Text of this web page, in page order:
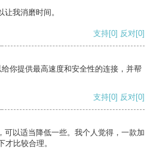
我消磨时间。
支持[0] 反对[0]
你提供最高速度和安全性的连接，并帮
支持[0] 反对[0]
可以适当降低一些。我个人觉得，一款加
才比较合理。